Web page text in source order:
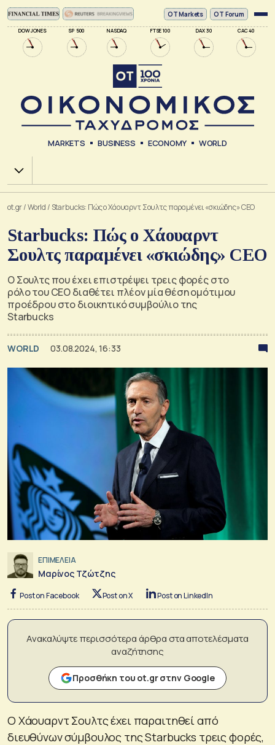
DOW JONES SP 500 NASDAQ FTSE 100 DAX 30 CAC 40
ΟΤ Markets OT Forum
MARKETS BUSINESS ECONOMY WORLD
Χ.Α.
ot.gr/World / Starbucks: Πώς ο Χάουαρντ Σουλτς παραμένει «σκιώδης» CEO
Starbucks: Πώς ο Χάουαρντ
Σουλτς παραμένει «σκιώδης» CEO
Ο Σουλτς που έχει επιστρέψει τρεις φορές στο
ρόλο του CEO διαθέτει πλέον μία θέση ομότιμου
προέδρου στο διοικητικό συμβούλιο της
Starbucks
WORLD 03.08.2024, 16:33
ΕΠΙΜΕΛΕΙΑ
Μαρίνος Τζώτζης
Post on Facebook Post on X Post on LinkedIn
Ανακαλύψτε περισσότερα άρθρα στα αποτελέσματα
αναζήτησης
Προσθήκη του ot.gr στην Google
Ο Χάουαρντ Σουλτς έχει παραιτηθεί από
διευθύνων σύμβουλος της Starbucks τρεις φορές,